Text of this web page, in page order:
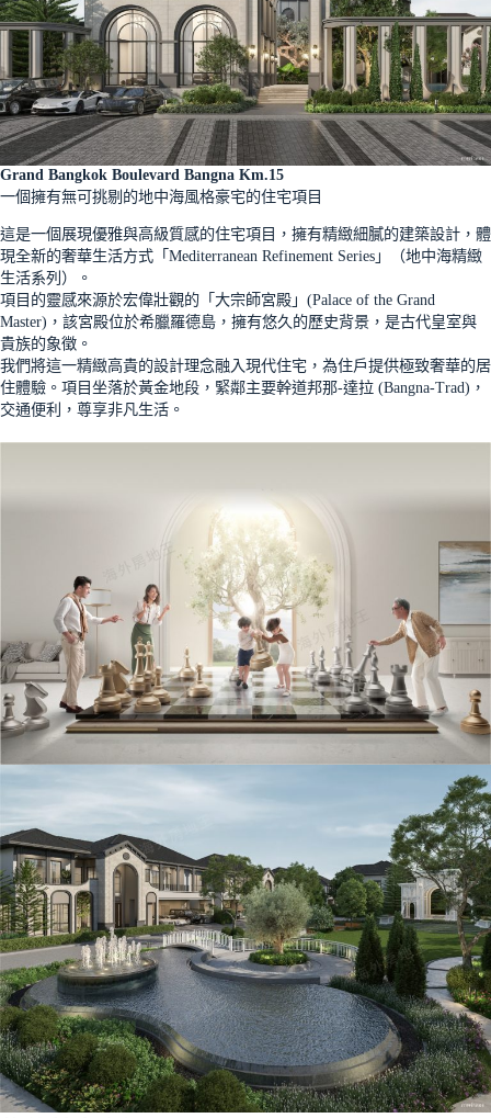
Grand Bangkok Boulevard Bangna Km.15
一個擁有無可挑剔的地中海風格豪宅的住宅項目
這是一個展現優雅與高級質感的住宅項目，擁有精緻細膩的建築設計，體
現全新的奢華生活方式「Mediterranean Refinement Series」（地中海精緻
生活系列）。
項目的靈感來源於宏偉壯觀的「大宗師宮殿」(Palace of the Grand
Master)，該宮殿位於希臘羅德島，擁有悠久的歷史背景，是古代皇室與
貴族的象徵。
我們將這一精緻高貴的設計理念融入現代住宅，為住戶提供極致奢華的居
住體驗。項目坐落於黃金地段，緊鄰主要幹道邦那-達拉 (Bangna-Trad)，
交通便利，尊享非凡生活。